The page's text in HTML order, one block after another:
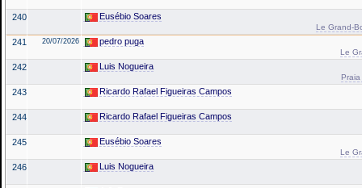
240 Eusébio Soares
Le Grand-
241 20/07/2026 pedro puga
Le
242 Luis Nogueira
243 Ricardo Rafael Figueiras Campos
244 Ricardo Rafael Figueiras Campos
245 Eusébio Soares
Le
246 Luis Nogueira